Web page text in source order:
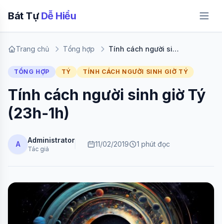
Bát Tự Dễ Hiểu
Trang chủ Tổng hợp Tính cách người sinh giờ Tý (23h-1h)
TỔNG HỢP TÝ TÍNH CÁCH NGƯỜI SINH GIỜ TÝ
Tính cách người sinh giờ Tý
(23h-1h)
A Administrator
Tác giả
11/02/2019 1 phút đọc